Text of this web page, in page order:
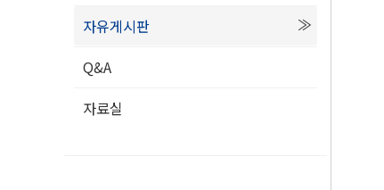
자유게시판
Q&A
자료실